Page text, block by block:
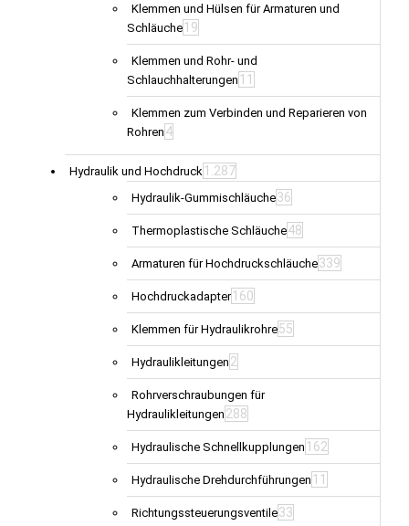
Klemmen und Hülsen für Armaturen und
Schläuche 19
Klemmen und Rohr- und
Schlauchhalterungen 11
Klemmen zum Verbinden und Reparieren von
Rohren 4
Hydraulik und Hochdruck 1.287
Hydraulik-Gummischläuche36
Thermoplastische Schläuche48
Armaturen für Hochdruckschläuche339
Hochdruckadapter 160
Klemmen für Hydraulikrohre55
Hydraulikleitungen 2
Rohrverschraubungen für
Hydraulikleitungen 288
Hydraulische Schnellkupplungen 162
Hydraulische Drehdurchführungen 11
Richtungssteuerungsventile33